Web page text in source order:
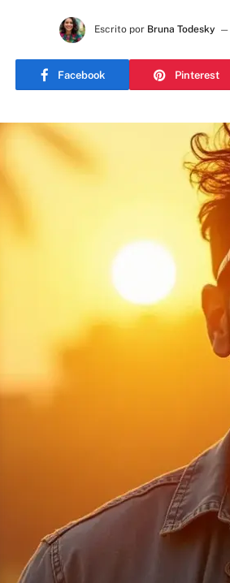
Escrito por Bruna Todesky
Facebook Pinterest